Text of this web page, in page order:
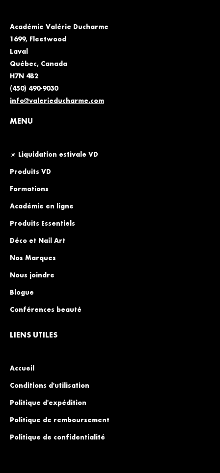
Académie Valérie Ducharme
1699, Fleetwood
Laval
Québec, Canada
H7N 4B2
(450) 490-9030
info@valerieducharme.com
MENU
☀️ Liquidation estivale VD
Produits VD
Formations
Académie en ligne
Produits Essentiels
Déco et Nail Art
Nos Marques
Nous joindre
Blogue
Conférences beauté
LIENS UTILES
Accueil
Conditions d'utilisation
Politique d'expédition
Politique de remboursement
Politique de confidentialité